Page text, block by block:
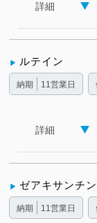
詳細
ルテイン
納期 11営業日
詳細
ゼアキサンチン
納期 11営業日